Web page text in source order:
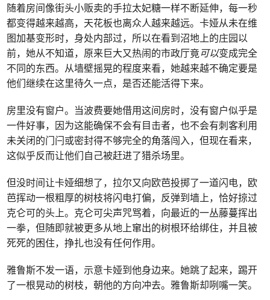
随着房间像街头小贩卖的手拉太妃糖一样不断延伸，每一秒
都变得越来越高，天花板也离众人越来越远。卡娅从未在维
图加基变形时，身处内部过，所以在看到沼地上的庄园以
前，她从不知道，原来巨大又热闹的市政厅竟可以变成完全
不同的东西。从墙壁摇晃的程度来看，她越来越不确定要是
他们继续在这里待久一点，是否还能活得下来。
房里没有窗户。当波费要她借用这间房时，没有窗户似乎是
一件好事，因为这能确保不会有目击者，也不会有刺客利用
未关闭的门闩或密封得不够完全的角落闯入，但现在看来，
这似乎反而让他们自己被赶进了猎杀场里。
但没时间让卡娅细想了，拉尔又向欧芭投掷了一道闪电，欧
芭挥动一根粗厚的树枝将闪电打偏，反弹到墙上，恰好掠过
克仑可的头上。克仑可尖声咒骂着，向最近的一丛藤蔓挥出
一拳，但随即就被更多从地上窜出的树根环给绑住，并且被
死死的困住，挣扎也没有任何作用。
雅鲁斯不发一语，示意卡娅到他身边来。她跳了起来，踢开
了一根晃动的树枝，朝他的方向冲去。雅鲁斯却咧嘴一笑。